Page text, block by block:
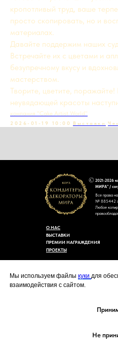
Мы используем файлы куки для
взаимодействия с сайтом.
Не
кропотливый труд, ваше
просто скопировать, но и
материалах.
Давайте поддержим наших
Встречайте их с цветами и
безупречному вкусу и
мастерством.
Творите, цветите,
неувядающей красоты
компания "Cake Artist World"
2026-01-19 10:00 Выставки
2021-2026
МИРА" /
Все права
№ 885442
Любое
ПРЕМИИ НАГРАЖДЕНИЯ
ПРОЕКТЫ
ВЫСТАВКИ
О НАС
Политика
Согласие на обработку